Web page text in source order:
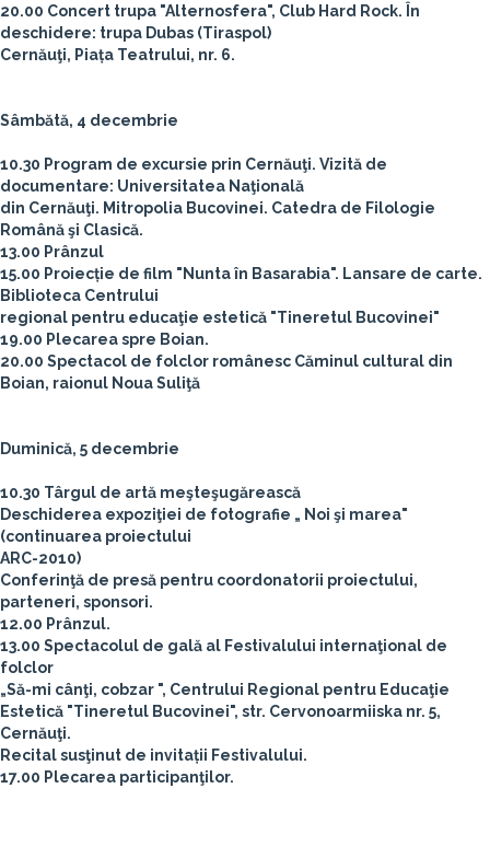
20.00 Concert trupa "Alternosfera", Club Hard Rock. În
deschidere: trupa Dubas (Tiraspol)
Cernăuţi, Piața Teatrului, nr. 6.
Sâmbătă, 4 decembrie
10.30 Program de excursie prin Cernăuţi. Vizită de
documentare: Universitatea Naţională
din Cernăuţi. Mitropolia Bucovinei. Catedra de Filologie
Română şi Clasică.
13.00 Prânzul
15.00 Proiecție de film "Nunta în Basarabia". Lansare de carte.
Biblioteca Centrului
regional pentru educaţie estetică "Tineretul Bucovinei"
19.00 Plecarea spre Boian.
20.00 Spectacol de folclor românesc Căminul cultural din
Boian, raionul Noua Suliţă
Duminică, 5 decembrie
10.30 Târgul de artă meşteşugărească
Deschiderea expoziţiei de fotografie „ Noi şi marea"
(continuarea proiectului
ARC-2010)
Conferinţă de presă pentru coordonatorii proiectului,
parteneri, sponsori.
12.00 Prânzul.
13.00 Spectacolul de gală al Festivalului internaţional de
folclor
„Să-mi cânţi, cobzar ", Centrului Regional pentru Educaţie
Estetică "Tineretul Bucovinei", str. Cervonoarmiiska nr. 5,
Cernăuţi.
Recital susţinut de invitații Festivalului.
17.00 Plecarea participanţilor.